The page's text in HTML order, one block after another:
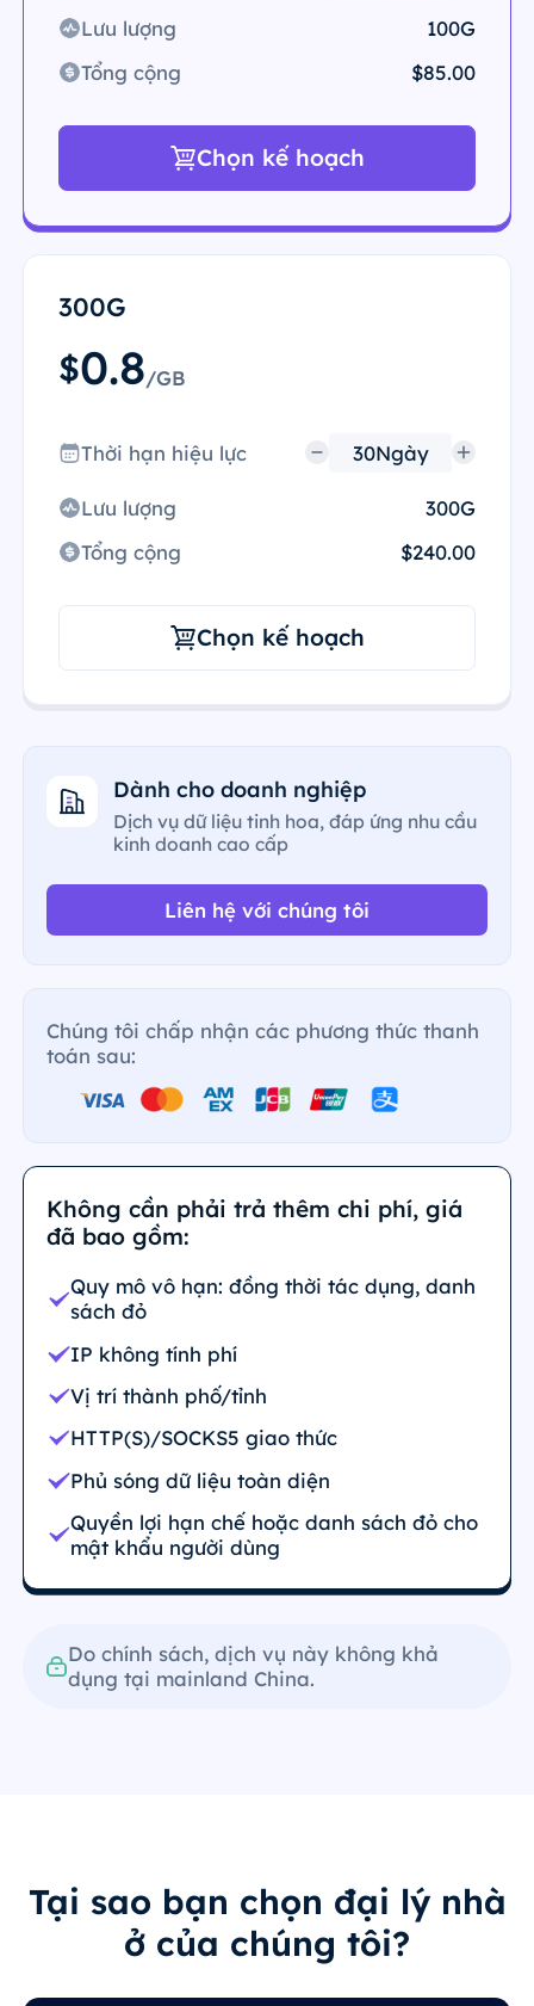
Lưu lượng
100G
Tổng cộng
$85.00
Chọn kế hoạch
300G
$0.8/GB
Thời hạn hiệu lực
Lưu lượng
300G
Tổng cộng
$240.00
Chọn kế hoạch
Dành cho doanh nghiệp
Dịch vụ dữ liệu tinh hoa, đáp ứng nhu cầu
kinh doanh cao cấp
Liên hệ với chúng tôi
Chúng tôi chấp nhận các phương thức thanh
toán sau:
Không cần phải trả thêm chi phí, giá
đã bao gồm:
Quy mô vô hạn: đồng thời tác dụng, danh
sách đỏ
IP không tính phí
Vị trí thành phố/tỉnh
HTTP(S)/SOCKS5 giao thức
Phủ sóng dữ liệu toàn diện
Quyền lợi hạn chế hoặc danh sách đỏ cho
mật khẩu người dùng
Do chính sách, dịch vụ này không khả
dụng tại mainland China.
Tại sao bạn chọn đại lý nhà
ở của chúng tôi?